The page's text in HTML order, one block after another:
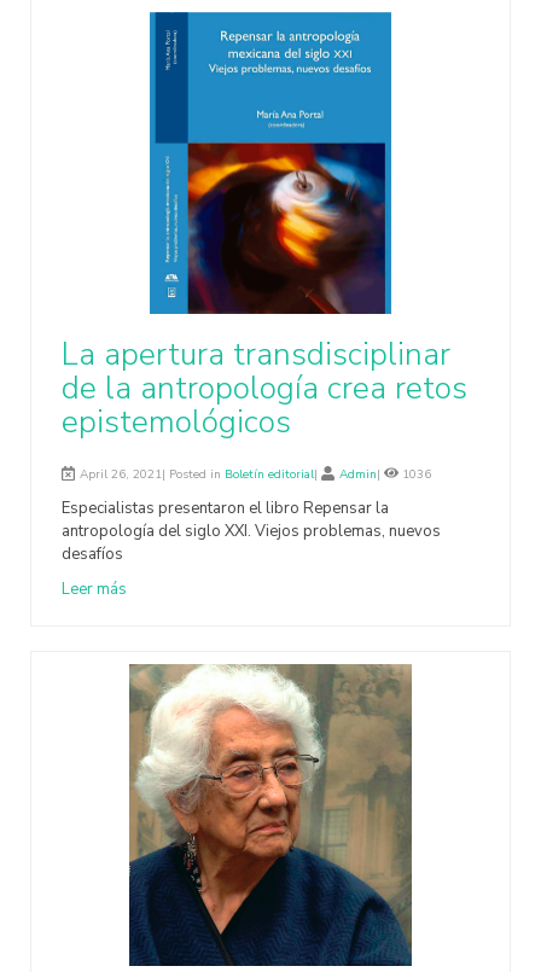
La apertura transdisciplinar
de la antropología crea retos
epistemológicos
April 26, 2021| Posted in Boletín editorial| Admin| 1036
Especialistas presentaron el libro Repensar la
antropología del siglo XXI. Viejos problemas, nuevos
desafíos
Leer más